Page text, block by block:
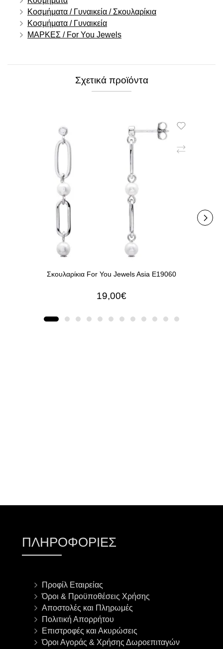
Κοσμήματα / Γυναικεία / Σκουλαρίκια
Κοσμήματα / Γυναικεία
ΜΑΡΚΕΣ / For You Jewels
Σχετικά προϊόντα
Σκουλαρίκια For You Jewels Asia E19060
19,00€
ΠΛΗΡΟΦΟΡΊΕΣ
Προφίλ Εταιρείας
Όροι & Προϋποθέσεις Χρήσης
Αποστολές και Πληρωμές
Πολιτική Απορρήτου
Επιστροφές και Ακυρώσεις
Όροι Αγοράς & Χρήσης Δωροεπιταγών